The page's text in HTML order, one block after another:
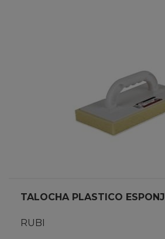
TALOCHA PLASTICO
RUBI